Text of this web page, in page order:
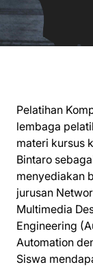
Pelatihan
lembaga
materi kursus
Bintaro
menyediakan
jurusan
Multimedia
Engineering
Automation
Siswa